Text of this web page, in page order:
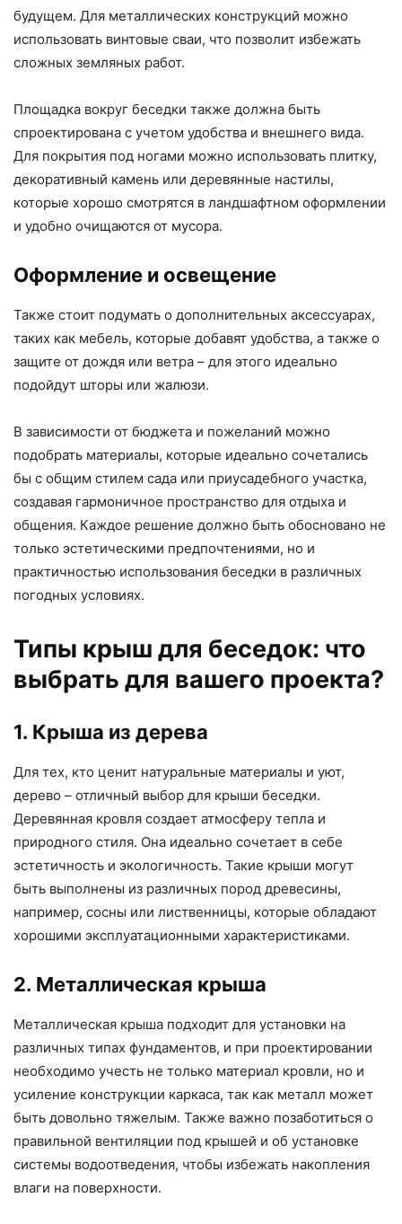
будущем. Для металлических конструкций можно
использовать винтовые сваи, что позволит избежать
сложных земляных работ.
Площадка вокруг беседки также должна быть
спроектирована с учетом удобства и внешнего вида.
Для покрытия под ногами можно использовать плитку,
декоративный камень или деревянные настилы,
которые хорошо смотрятся в ландшафтном оформлении
и удобно очищаются от мусора.
Оформление и освещение
Также стоит подумать о дополнительных аксессуарах,
таких как мебель, которые добавят удобства, а также о
защите от дождя или ветра – для этого идеально
подойдут шторы или жалюзи.
В зависимости от бюджета и пожеланий можно
подобрать материалы, которые идеально сочетались
бы с общим стилем сада или приусадебного участка,
создавая гармоничное пространство для отдыха и
общения. Каждое решение должно быть обосновано не
только эстетическими предпочтениями, но и
практичностью использования беседки в различных
погодных условиях.
Типы крыш для беседок: что
выбрать для вашего проекта?
1. Крыша из дерева
Для тех, кто ценит натуральные материалы и уют,
дерево – отличный выбор для крыши беседки.
Деревянная кровля создает атмосферу тепла и
природного стиля. Она идеально сочетает в себе
эстетичность и экологичность. Такие крыши могут
быть выполнены из различных пород древесины,
например, сосны или лиственницы, которые обладают
хорошими эксплуатационными характеристиками.
2. Металлическая крыша
Металлическая крыша подходит для установки на
различных типах фундаментов, и при проектировании
необходимо учесть не только материал кровли, но и
усиление конструкции каркаса, так как металл может
быть довольно тяжелым. Также важно позаботиться о
правильной вентиляции под крышей и об установке
системы водоотведения, чтобы избежать накопления
влаги на поверхности.